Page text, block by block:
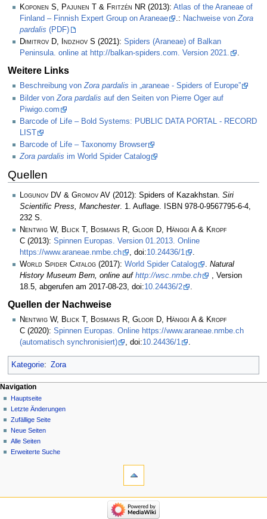
Koponen S, Pajunen T & Fritzén NR (2013): Atlas of the Araneae of
Finland – Finnish Expert Group on Araneae
.: Nachweise vonZora
pardalis (PDF)
Dimitrov D, Indzhov S (2021): Spiders (Araneae) of Balkan
Peninsula. online at http://balkan-spiders.com. Version 2021.
.
Weitere Links
Beschreibung vonZora pardalis in „araneae - Spiders of Europe”
Bilder von Zora pardalis auf den Seiten von Pierre Oger auf
Piwigo.com
Barcode of Life – Bold Systems: PUBLIC DATA PORTAL - RECORD
LIST
Barcode of Life – Taxonomy Browser
Zora pardalis im World Spider Catalog
Quellen
Logunov DV & Gromov AV (2012): Spiders of Kazakhstan. Siri
Scientific Press, Manchester. 1. Auflage. ISBN 978-0-9567795-6-4,
232 S.
Nentwig W, Blick T, Bosmans R, Gloor D, Hänggi A & Kropf
C (2013): Spinnen Europas. Version 01.2013. Online
https://www.araneae.nmbe.ch
, doi:10.24436/1
.
World Spider Catalog (2017): World Spider Catalog . Natural
History Museum Bern, online auf http://wsc.nmbe.ch
, Version
18.5, abgerufen am 2017-08-23, doi:10.24436/2 .
Quellen der Nachweise
Nentwig W, Blick T, Bosmans R, Gloor D, Hänggi A & Kropf
C (2020): Spinnen Europas. Online https://www.araneae.nmbe.ch
(automatisch synchronisiert)
, doi:10.24436/1 .
Kategorie: Zora
Navigation
Hauptseite
Letzte Änderungen
Zufällige Seite
Neue Seiten
Alle Seiten
Erweiterte Suche